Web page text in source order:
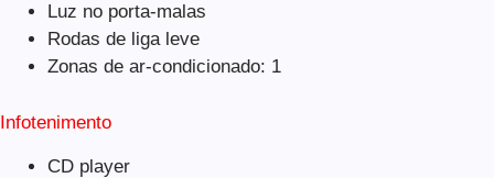
Luz no porta-malas
Rodas de liga leve
Zonas de ar-condicionado: 1
Infotenimento
CD player